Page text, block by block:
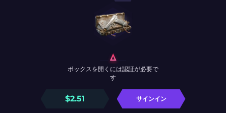
$2.51 サインイン
ボックスを開くには認証が必要で
す